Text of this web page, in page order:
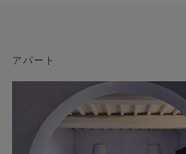
アパート